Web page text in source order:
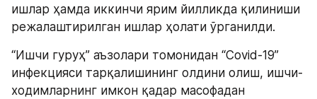
ишлар ҳамда иккинчи ярим йилликда қилиниши
режалаштирилган ишлар ҳолати ўрганилди.
“Ишчи гуруҳ” аъзолари томонидан “Covid-19”
инфекцияси тарқалишининг олдини олиш, ишчи-
ходимларнинг имкон қадар масофадан